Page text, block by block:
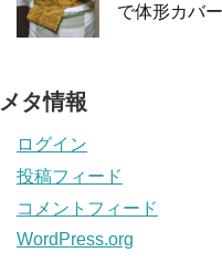
で体形カバー
メタ情報
ログイン
投稿フィード
コメントフィード
WordPress.org